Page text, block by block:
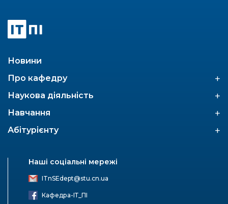
Новини
Про кафедру
+
Наукова діяльність +
Навчання +
Абітурієнту +
Наші соціальні мережі
ITnSEdept@stu.cn.ua
Кафедра-ІТ_ПІ